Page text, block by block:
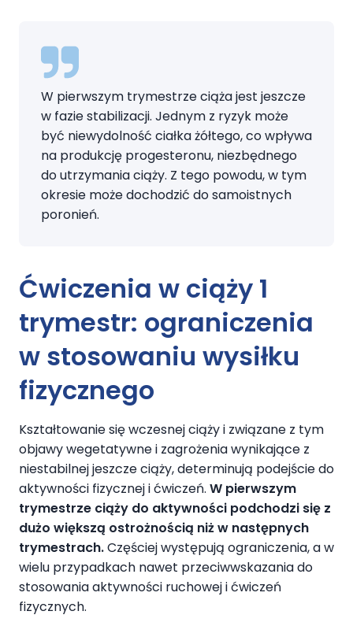
W pierwszym trymestrze ciąża jest jeszcze
w fazie stabilizacji. Jednym z ryzyk może
być niewydolność ciałka żółtego, co wpływa
na produkcję progesteronu, niezbędnego
do utrzymania ciąży. Z tego powodu, w tym
okresie może dochodzić do samoistnych
poronień.
Ćwiczenia w ciąży 1
trymestr: ograniczenia
w stosowaniu wysiłku
fizycznego
Kształtowanie się wczesnej ciąży i związane z tym
objawy wegetatywne i zagrożenia wynikające z
niestabilnej jeszcze ciąży, determinują podejście do
aktywności fizycznej i ćwiczeń. W pierwszym
trymestrze ciąży do aktywności podchodzi się z
dużo większą ostrożnością niż w następnych
trymestrach.Częściej występują ograniczenia, a w
wielu przypadkach nawet przeciwwskazania do
stosowania aktywności ruchowej i ćwiczeń
fizycznych.